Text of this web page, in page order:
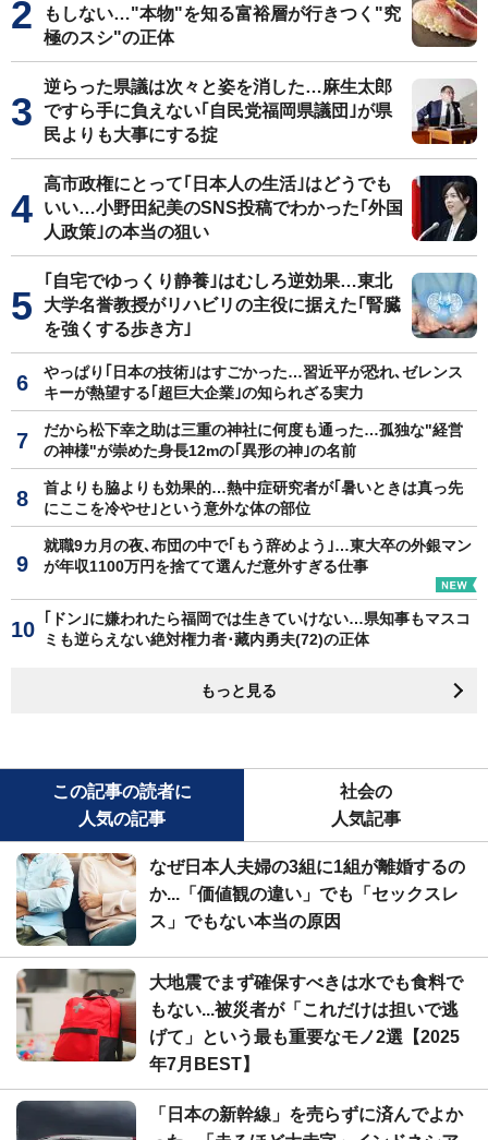
もしない…"本物"を知る富裕層が行きつく"究
極のスシ"の正体
逆らった県議は次々と姿を消した…麻生太郎
ですら手に負えない｢自民党福岡県議団｣が県
民よりも大事にする掟
高市政権にとって｢日本人の生活｣はどうでも
いい…小野田紀美のSNS投稿でわかった｢外国
人政策｣の本当の狙い
｢自宅でゆっくり静養｣はむしろ逆効果…東北
大学名誉教授がリハビリの主役に据えた｢腎臓
を強くする歩き方｣
やっぱり｢日本の技術｣はすごかった…習近平が恐れ､ゼレンス
キーが熱望する｢超巨大企業｣の知られざる実力
だから松下幸之助は三重の神社に何度も通った…孤独な"経営
の神様"が崇めた身長12mの｢異形の神｣の名前
首よりも脇よりも効果的…熱中症研究者が｢暑いときは真っ先
にここを冷やせ｣という意外な体の部位
就職9カ月の夜､布団の中で｢もう辞めよう｣…東大卒の外銀マン
が年収1100万円を捨てて選んだ意外すぎる仕事
｢ドン｣に嫌われたら福岡では生きていけない…県知事もマスコ
ミも逆らえない絶対権力者･藏内勇夫(72)の正体
もっと見る
この記事の読者に
人気の記事
社会の
人気記事
なぜ日本人夫婦の3組に1組が離婚するの
か...「価値観の違い」でも「セックスレ
ス」でもない本当の原因
大地震でまず確保すべきは水でも食料で
もない...被災者が「これだけは担いで逃
げて」という最も重要なモノ2選【2025
年7月BEST】
「日本の新幹線」を売らずに済んでよか